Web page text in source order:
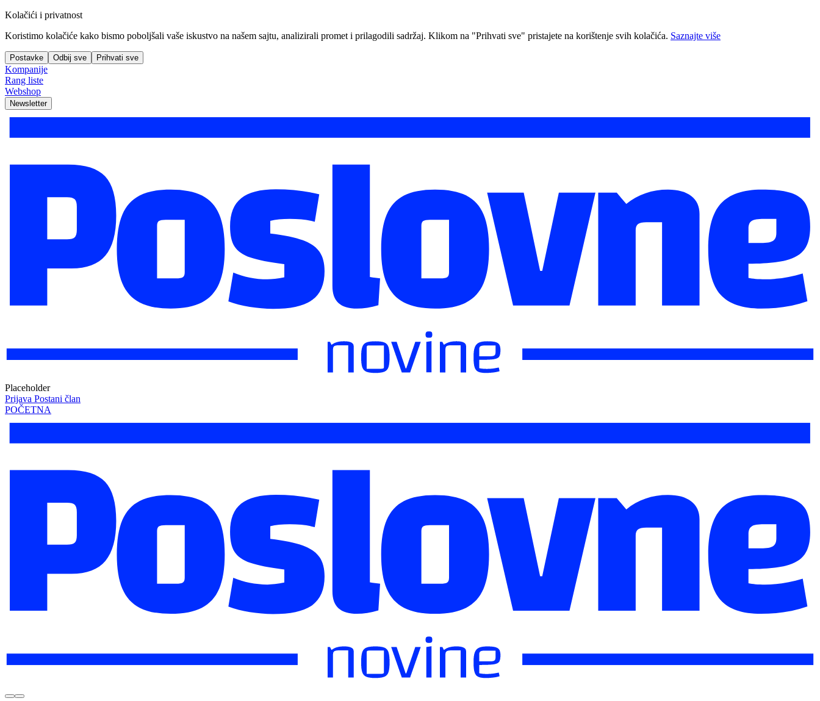
Kolačići i privatnost
Koristimo kolačiće kako bismo poboljšali vaše iskustvo na našem sajtu, analizirali promet i prilagodili sadržaj. Klikom na "Prihvati sve" pristajete na korištenje svih kolačića. Saznajte više
Postavke Odbij sve Prihvati sve
Kompanije
Rang liste
Webshop
Newsletter
Placeholder
Prijava Postani član
POČETNA